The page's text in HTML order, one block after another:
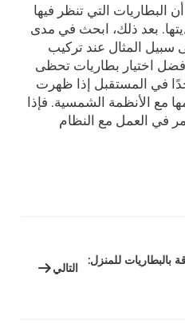
البطاريات التي تنظر فيها
بعد ذلك، ابحث في مدى
سبيل المثال عند تركيب
اختيار بطاريات تحظى
جدًا في المستقبل إذا ظهرت
مع الأنظمة الشمسية. فإذا
في العمل مع النظام
بالبطاريات للمنزل:
التالي